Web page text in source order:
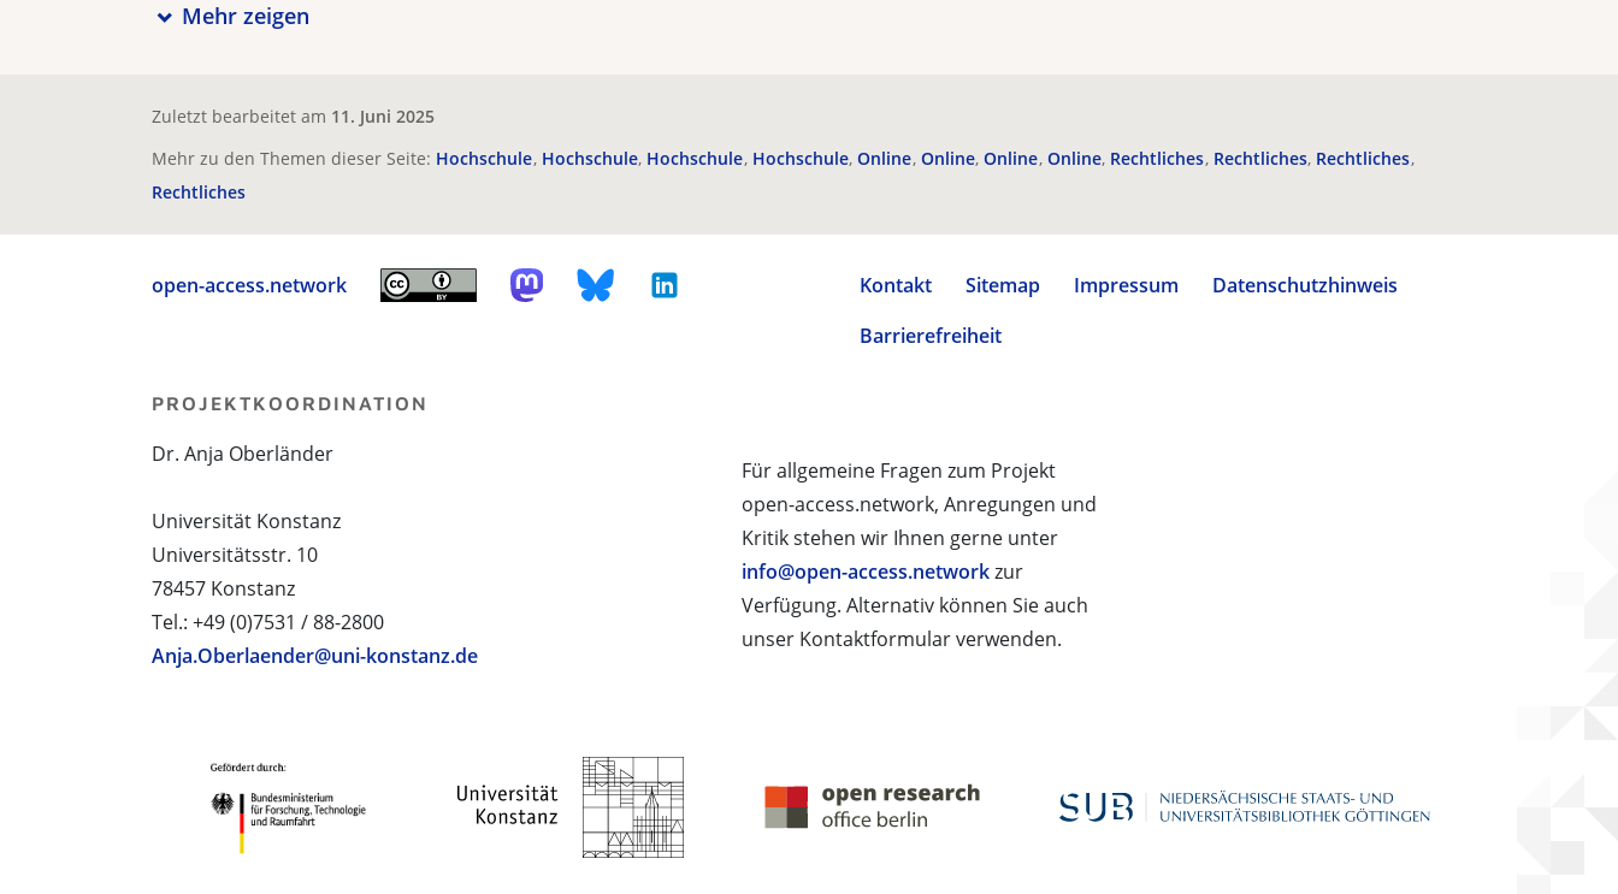
Mehr zeigen
Zuletzt bearbeitet am 11. Juni 2025
Mehr zu den Themen dieser Seite: Hochschule Hochschule Hochschule Hochschule Online Online Online Online Rechtliches Rechtliches Rechtliches
Rechtliches
open-access.network Kontakt Sitemap Impressum
Datenschutzhinweis
Barrierefreiheit
Für allgemeine Fragen zum Projekt
open-access.network, Anregungen und
Kritik stehen wir Ihnen gerne unter
info@open-access.networkzur
Verfügung. Alternativ können Sie auch
unser Kontaktformular verwenden.
PROJEKTKOORDINATION
Dr. Anja Oberländer
Universität Konstanz
Universitätsstr. 10
78457 Konstanz
Tel.: +49 (0)7531 / 88-2800
Anja.Oberlaender@uni-konstanz.de